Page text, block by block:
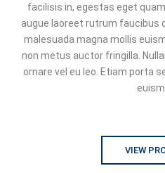
facilisis in, egestas eget
augue laoreet rutrum faucibus
malesuada magna mollis
non metus auctor fringilla.
ornare vel eu leo. Etiam porta
VIEW